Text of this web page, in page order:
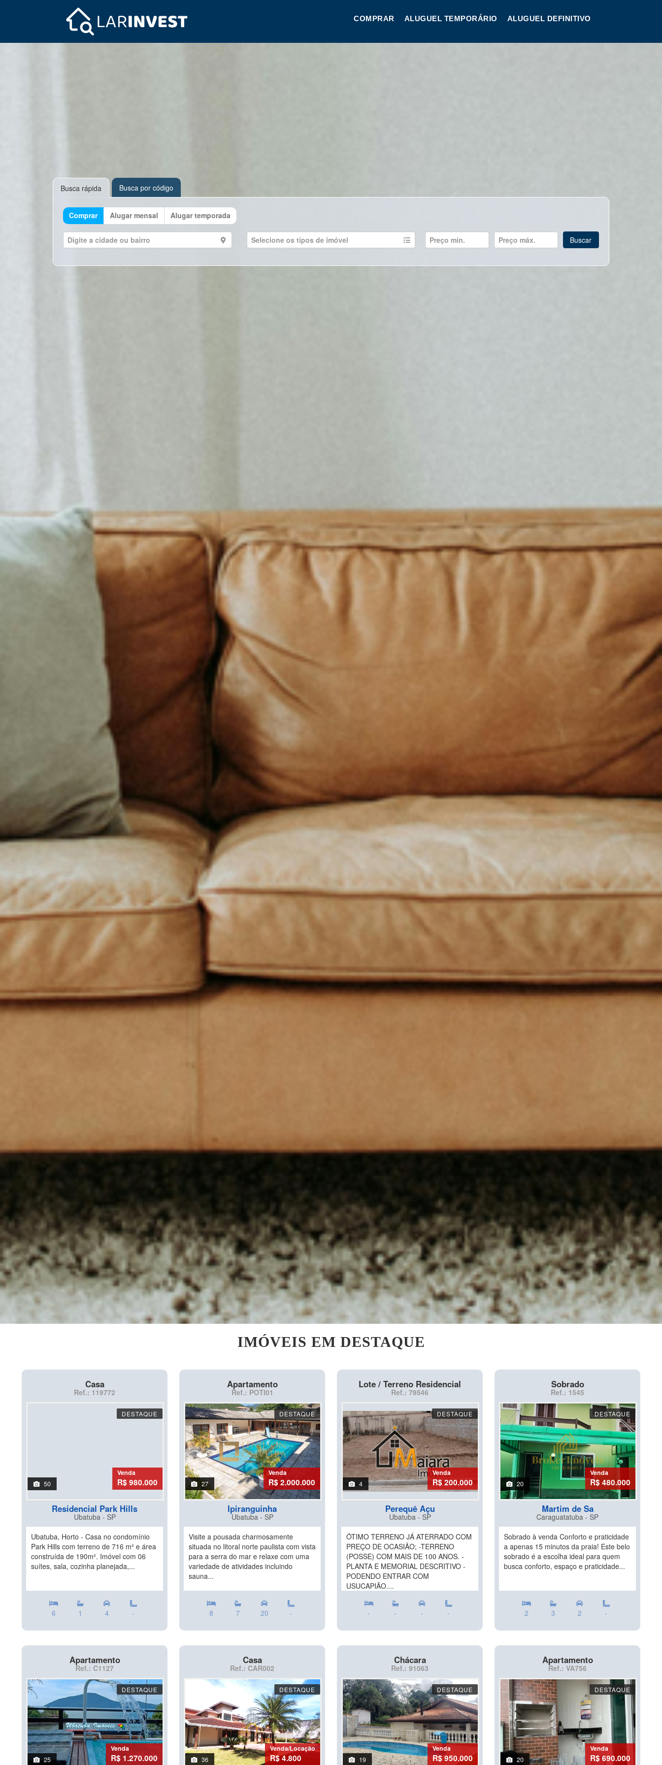
COMPRAR ALUGUEL TEMPORÁRIO ALUGUEL DEFINITIVO
Busca rápida Busca por código
Comprar Alugar mensal Alugar temporada
IMÓVEIS EM DESTAQUE
Casa
Ref.: 119772
DESTAQUE
50
Venda
R$ 980.000
Residencial Park Hills
Ubatuba - SP
Ubatuba, Horto - Casa no condomínio
Park Hills com terreno de 716 m² e área
construída de 190m². Imóvel com 06
suítes, sala, cozinha planejada,...
6 1 4 -
Apartamento
Ref.: POTI01
DESTAQUE
27
Venda
R$ 2.000.000
Ipiranguinha
Ubatuba - SP
Visite a pousada charmosamente
situada no litoral norte paulista com vista
para a serra do mar e relaxe com uma
variedade de atividades incluindo
sauna...
8 7 20 -
Lote / Terreno Residencial
Ref.: 79546
DESTAQUE
4
Venda
R$ 200.000
Perequê Açu
Ubatuba - SP
ÓTIMO TERRENO JÁ ATERRADO COM
PREÇO DE OCASIÃO; -TERRENO
(POSSE) COM MAIS DE 100 ANOS. -
PLANTA E MEMORIAL DESCRITIVO -
PODENDO ENTRAR COM
USUCAPIÃO....
- - - -
Sobrado
Ref.: 1545
DESTAQUE
20
Venda
R$ 480.000
Martim de Sa
Caraguatatuba - SP
Sobrado à venda Conforto e praticidade
a apenas 15 minutos da praia! Este belo
sobrado é a escolha ideal para quem
busca conforto, espaço e praticidade...
2 3 2 -
Apartamento
Ref.: C1127
DESTAQUE
25
Venda
R$ 1.270.000
Casa
Ref.: CAR002
DESTAQUE
36
Venda/Locação
R$ 4.800
Chácara
Ref.: 91063
DESTAQUE
19
Venda
R$ 950.000
Apartamento
Ref.: VA756
DESTAQUE
20
Venda
R$ 690.000